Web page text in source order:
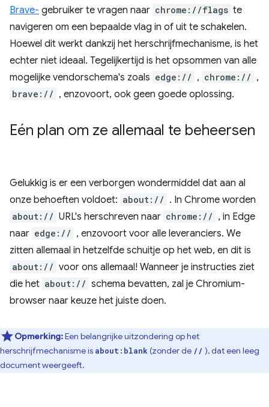
Brave- gebruiker te vragen naar chrome://flags te
navigeren om een ​​bepaalde vlag in of uit te schakelen.
Hoewel dit werkt dankzij het herschrijfmechanisme, is het
echter niet ideaal. Tegelijkertijd is het opsommen van alle
mogelijke vendorschema's zoals edge:// , chrome:// ,
brave:// , enzovoort, ook geen goede oplossing.
Eén plan om ze allemaal te beheersen
Gelukkig is er een verborgen wondermiddel dat aan al
onze behoeften voldoet: about:// . In Chrome worden
about:// URL's herschreven naar chrome:// , in Edge
naar edge:// , enzovoort voor alle leveranciers. We
zitten allemaal in hetzelfde schuitje op het web, en dit is
about:// voor ons allemaal! Wanneer je instructies ziet
die het about:// schema bevatten, zal je Chromium-
browser naar keuze het juiste doen.
Opmerking:Een belangrijke uitzondering op het
herschrijfmechanisme is about:blank (zonder de // ), dat een leeg
document weergeeft.